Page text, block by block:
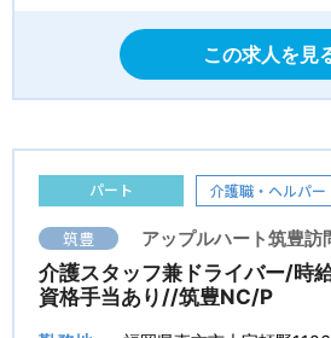
この求人を見
パート 介護職・ヘルパー
筑豊 アップルハート筑豊訪
介護スタッフ兼ドライバー/時
資格手当あり//筑豊NC/P